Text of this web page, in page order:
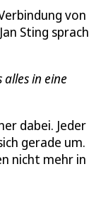
von
Sting sprach
alles in eine
dabei. Jeder
gerade um.
nicht mehr in